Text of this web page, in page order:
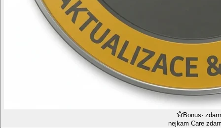
Bonus·
nejkam Care